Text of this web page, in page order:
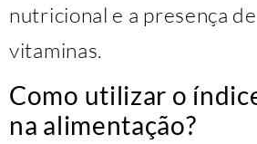
nutricional e a presença
vitaminas.
Como utilizar o
na alimentação?